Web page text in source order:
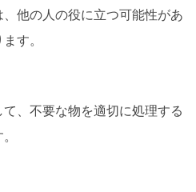
他の人の役に立つ可能性があ
す。
、不要な物を適切に処理する